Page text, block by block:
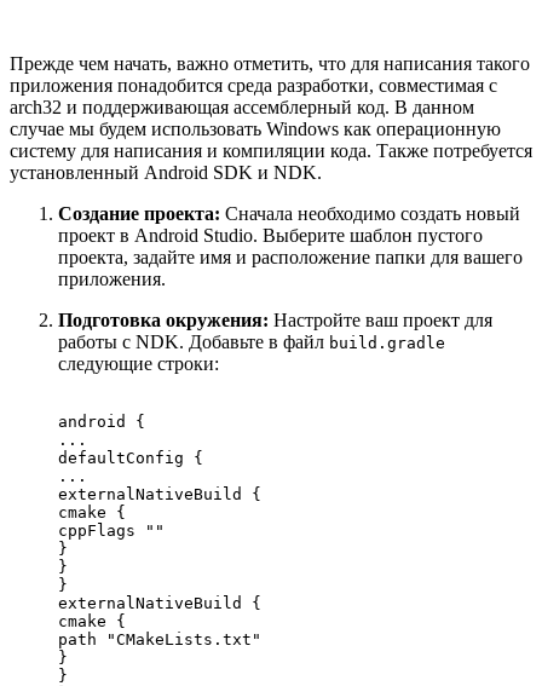
Прежде чем начать, важно отметить, что для написания такого
приложения понадобится среда разработки, совместимая с
аrch32 и поддерживающая ассемблерный код. В данном
случае мы будем использовать Windows как операционную
систему для написания и компиляции кода. Также потребуется
установленный Android SDK и NDK.
Создание проекта: Сначала необходимо создать новый
проект в Android Studio. Выберите шаблон пустого
проекта, задайте имя и расположение папки для вашего
приложения.
Подготовка окружения: Настройте ваш проект для
работы с NDK. Добавьте в файл build.gradle
следующие строки:
android {
...
defaultConfig {
...
externalNativeBuild {
cmake {
cppFlags ""
}
}
}
externalNativeBuild {
cmake {
path "CMakeLists.txt"
}
}